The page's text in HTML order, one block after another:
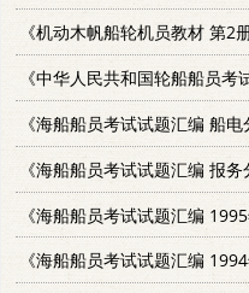
《机动木帆船轮机员教材 第2册
《中华人民共和国轮船船员考
《海船船员考试试题汇编 船电
《海船船员考试试题汇编 报务
《海船船员考试试题汇编
《海船船员考试试题汇编